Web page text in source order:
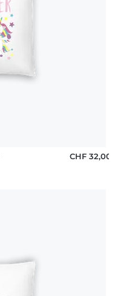
CHF 32,00